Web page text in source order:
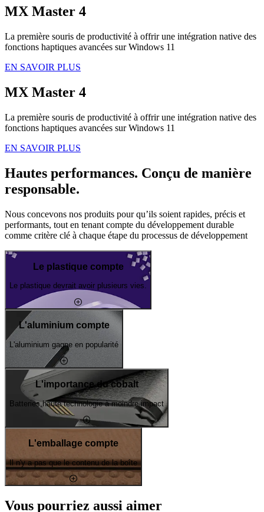
MX Master 4
La première souris de productivité à offrir une intégration native des
fonctions haptiques avancées sur Windows 11
EN SAVOIR PLUS
MX Master 4
La première souris de productivité à offrir une intégration native des
fonctions haptiques avancées sur Windows 11
EN SAVOIR PLUS
Hautes performances. Conçu de manière
responsable.
Nous concevons nos produits pour qu’ils soient rapides, précis et
performants, tout en tenant compte du développement durable
comme critère clé à chaque étape du processus de développement
Le plastique compte
Le plastique devrait avoir plusieurs vies.
L'aluminium compte
L'aluminium gagne en popularité
L'importance du cobalt
Batteries haute technologie à moindre impact
L'emballage compte
Il n'y a pas que le contenu de la boîte
Vous pourriez aussi aimer